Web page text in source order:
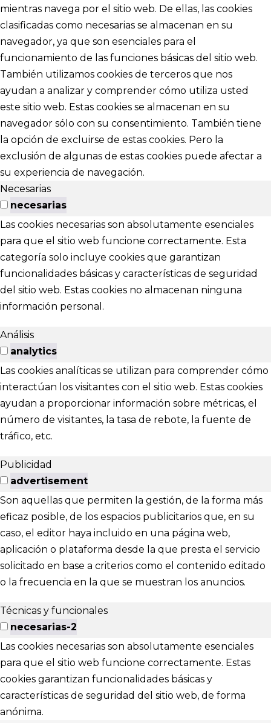
mientras navega por el sitio web. De ellas, las cookies
clasificadas como necesarias se almacenan en su
navegador, ya que son esenciales para el
funcionamiento de las funciones básicas del sitio web.
También utilizamos cookies de terceros que nos
ayudan a analizar y comprender cómo utiliza usted
este sitio web. Estas cookies se almacenan en su
navegador sólo con su consentimiento. También tiene
la opción de excluirse de estas cookies. Pero la
exclusión de algunas de estas cookies puede afectar a
su experiencia de navegación.
Necesarias
necesarias
Las cookies necesarias son absolutamente esenciales
para que el sitio web funcione correctamente. Esta
categoría solo incluye cookies que garantizan
funcionalidades básicas y características de seguridad
del sitio web. Estas cookies no almacenan ninguna
información personal.
Análisis
analytics
Las cookies analíticas se utilizan para comprender cómo
interactúan los visitantes con el sitio web. Estas cookies
ayudan a proporcionar información sobre métricas, el
número de visitantes, la tasa de rebote, la fuente de
tráfico, etc.
Publicidad
advertisement
Son aquellas que permiten la gestión, de la forma más
eficaz posible, de los espacios publicitarios que, en su
caso, el editor haya incluido en una página web,
aplicación o plataforma desde la que presta el servicio
solicitado en base a criterios como el contenido editado
o la frecuencia en la que se muestran los anuncios.
Técnicas y funcionales
necesarias-2
Las cookies necesarias son absolutamente esenciales
para que el sitio web funcione correctamente. Estas
cookies garantizan funcionalidades básicas y
características de seguridad del sitio web, de forma
anónima.